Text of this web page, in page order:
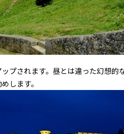
プされます。昼とは違った幻想的
します。